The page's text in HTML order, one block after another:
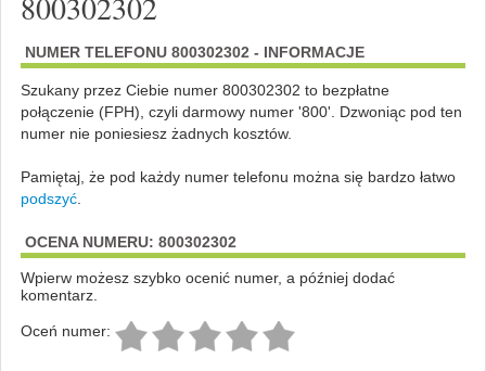
NUMER TELEFONU 800302302 - INFORMACJE
Szukany przez Ciebie numer 800302302 to bezpłatne
połączenie (FPH), czyli darmowy numer '800'. Dzwoniąc pod ten
numer nie poniesiesz żadnych kosztów.
Pamiętaj, że pod każdy numer telefonu można się bardzo łatwo
podszyć.
OCENA NUMERU: 800302302
Wpierw możesz szybko ocenić numer, a później dodać
komentarz.
Oceń numer: